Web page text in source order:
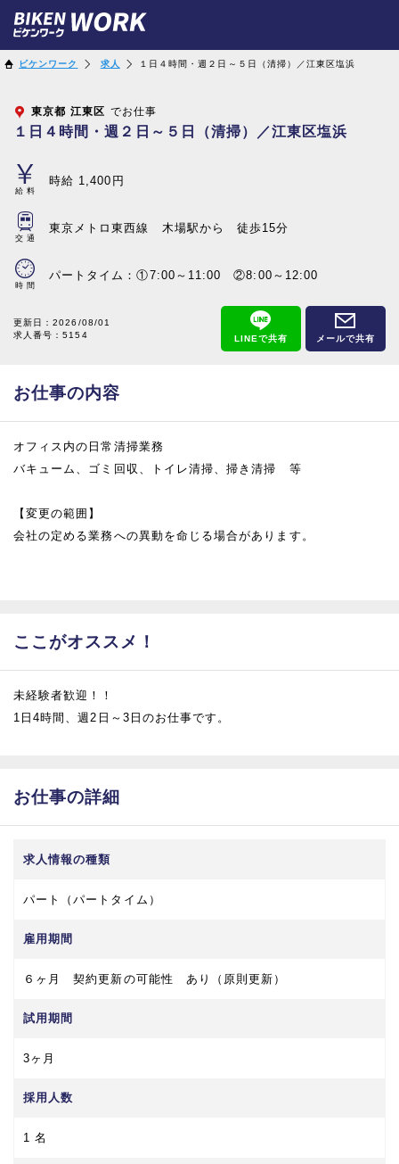
ビケンワーク 求人 １日４時間・週２日～５日（清掃）／江東区塩浜
東京都 江東区 でお仕事
１日４時間・週２日～５日（清掃）／江東区塩浜
給料
時給 1,400円
交通
東京メトロ東西線 木場駅から 徒歩15分
時間
パートタイム：①7:00～11:00 ②8:00～12:00
更新日：2026/08/01
求人番号：5154
LINEで共有 メールで共有
お仕事の内容
オフィス内の日常清掃業務
バキューム、ゴミ回収、トイレ清掃、掃き清掃 等
【変更の範囲】
会社の定める業務への異動を命じる場合があります。
ここがオススメ！
未経験者歓迎！！
1日4時間、週2日～3日のお仕事です。
お仕事の詳細
求人情報の種類
パート（パートタイム）
雇用期間
６ヶ月 契約更新の可能性 あり（原則更新）
試用期間
3ヶ月
採用人数
1 名